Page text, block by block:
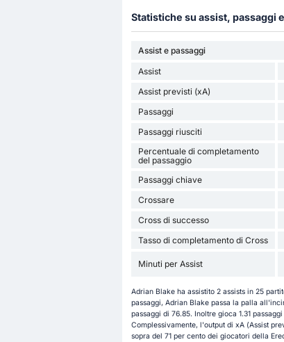
Statistiche su assist, passaggi
Assist e passaggi
Assist
Assist previsti (xA)
Passaggi
Passaggi riusciti
Percentuale di completamento
del passaggio
Passaggi chiave
Crossare
Cross di successo
Tasso di completamento di Cross
Minuti per Assist
Adrian Blake ha assistito 2 assists in 25
passaggi, Adrian Blake passa la palla
passaggi di 76.85. Inoltre gioca 1.31
Complessivamente, l'output di xA (Assist
sopra del 71 per cento dei giocatori della